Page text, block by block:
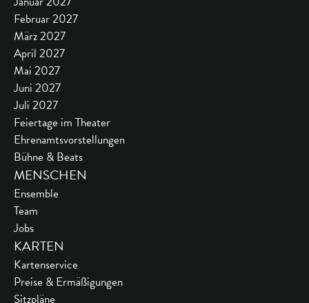
Februar 2027
März 2027
April 2027
Mai 2027
Juni 2027
Juli 2027
Feiertage im Theater
Ehrenamtsvorstellungen
Bühne & Beats
MENSCHEN
Ensemble
Team
Jobs
KARTEN
Kartenservice
Preise & Ermäßigungen
Sitzpläne